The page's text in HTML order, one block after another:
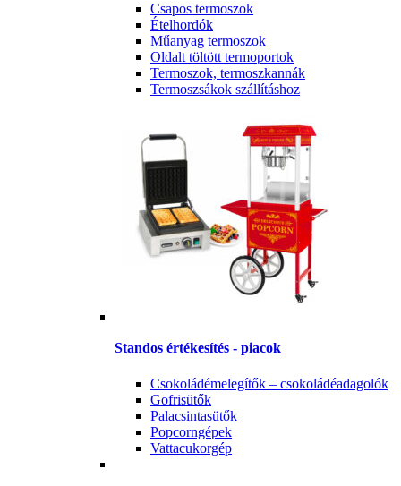
Csapos termoszok
Ételhordók
Műanyag termoszok
Oldalt töltött termoportok
Termoszok, termoszkannák
Termoszsákok szállításhoz
Standos értékesítés - piacok
Csokoládémelegítők – csokoládéadagolók
Gofrisütők
Palacsintasütők
Popcorngépek
Vattacukorgép